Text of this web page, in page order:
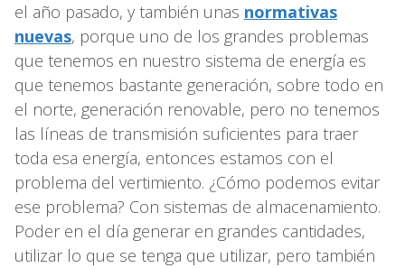
el año pasado, y también unas normativas
nuevas, porque uno de los grandes problemas
que tenemos en nuestro sistema de energía es
que tenemos bastante generación, sobre todo en
el norte, generación renovable, pero no tenemos
las líneas de transmisión suficientes para traer
toda esa energía, entonces estamos con el
problema del vertimiento. ¿Cómo podemos evitar
ese problema? Con sistemas de almacenamiento.
Poder en el día generar en grandes cantidades,
utilizar lo que se tenga que utilizar, pero también